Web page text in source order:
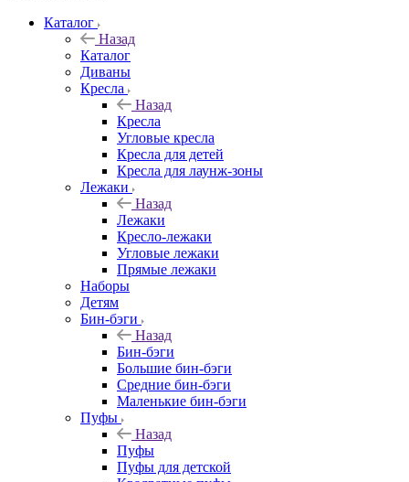
Каталог
Назад
Каталог
Диваны
Кресла
Назад
Кресла
Угловые кресла
Кресла для детей
Кресла для лаунж-зоны
Лежаки
Назад
Лежаки
Кресло-лежаки
Угловые лежаки
Прямые лежаки
Наборы
Детям
Бин-бэги
Назад
Бин-бэги
Большие бин-бэги
Средние бин-бэги
Маленькие бин-бэги
Пуфы
Назад
Пуфы
Пуфы для детской